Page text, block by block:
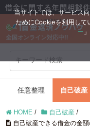
全国オンライン対応中!!
ブログコンテンツ
任意整理
時効の援用
借金返済の知識
任意整理 自己破産
HOME / 自己破産 /
自己破産できる借金の金
当サイトでは、サービス
ためにCookieを利用して
ー